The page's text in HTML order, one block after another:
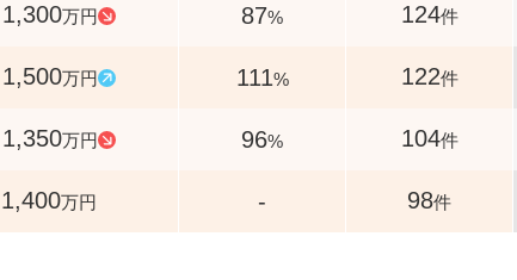
1,300万円 87% 124件
1,500万円 111% 122件
1,350万円 96% 104件
1,400万円 - 98件